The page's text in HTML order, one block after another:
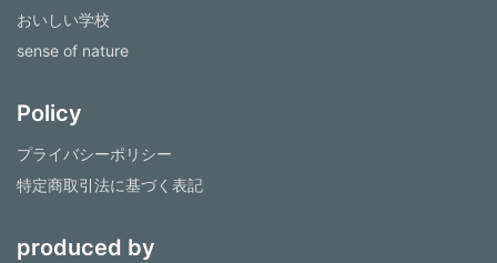
おいしい学校
sense of nature
Policy
プライバシーポリシー
特定商取引法に基づく表記
produced by